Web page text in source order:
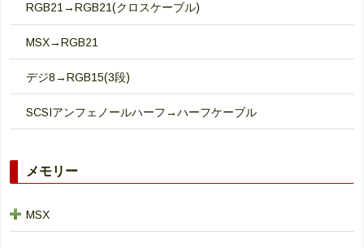
RGB21→RGB21(クロスケーブル)
MSX→RGB21
デジ8→RGB15(3段)
SCSIアンフェノールハーフ→ハーフケーブル
メモリー
MSX